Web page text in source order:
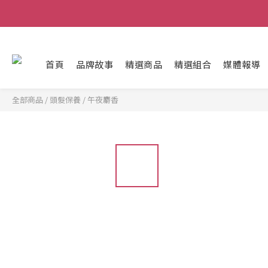
首頁 品牌故事 精選商品 精選組合 媒體報導
全部商品 / 頭髮保養 /午夜麝香